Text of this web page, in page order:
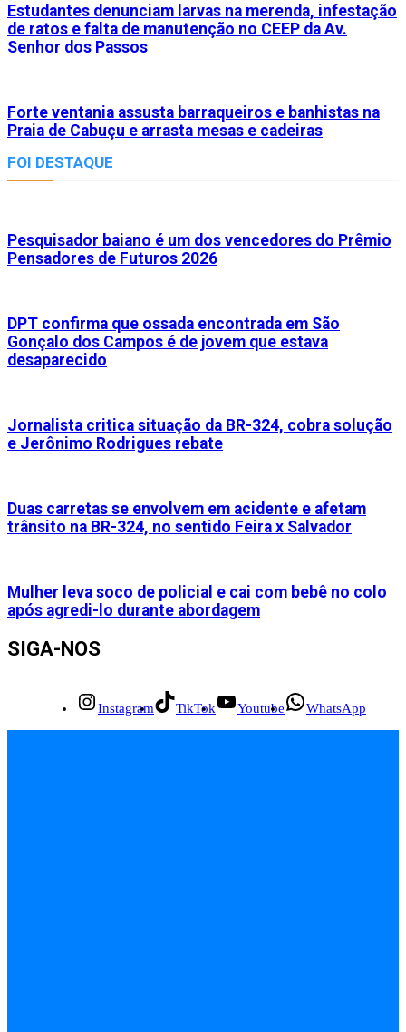
Estudantes denunciam larvas na merenda, infestação
de ratos e falta de manutenção no CEEP da Av.
Senhor dos Passos
Forte ventania assusta barraqueiros e banhistas na
Praia de Cabuçu e arrasta mesas e cadeiras
FOI DESTAQUE
Pesquisador baiano é um dos vencedores do Prêmio
Pensadores de Futuros 2026
DPT confirma que ossada encontrada em São
Gonçalo dos Campos é de jovem que estava
desaparecido
Jornalista critica situação da BR-324, cobra solução
e Jerônimo Rodrigues rebate
Duas carretas se envolvem em acidente e afetam
trânsito na BR-324, no sentido Feira x Salvador
Mulher leva soco de policial e cai com bebê no colo
após agredi-lo durante abordagem
SIGA-NOS
Instagram TikTok Youtube WhatsApp